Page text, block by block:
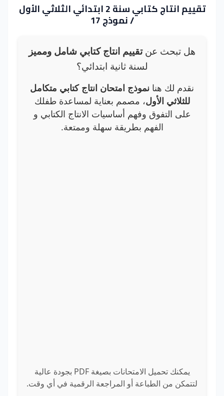
تقييم انتاج كتابي سنة 2 ابتدائي الثلاثي الأول
/ نموذج 17
هل تبحث عنتقييم انتاج كتابي شامل ومميز
لسنة ثانية ابتدائي؟
نقدم لك هنا نموذج امتحان انتاج كتابي متكامل
للثلاثي الأول، مصمم بعناية لمساعدة طفلك
على التفوق وفهم أساسيات الانتاج الكتابي و
الفهم بطريقة سهلة وممتعة.
يمكنك تحميل الامتحانات بصيغة PDF بجودة عالية
لتتمكن من الطباعة أو المراجعة الرقمية في أي وقت.